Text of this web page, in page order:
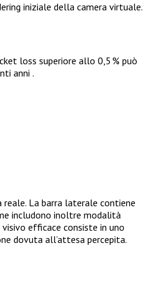
iniziale della camera virtuale.
loss superiore allo 0,5 % può
anni .
La barra laterale contiene
includono inoltre modalità
efficace consiste in uno
dovuta all’attesa percepita.